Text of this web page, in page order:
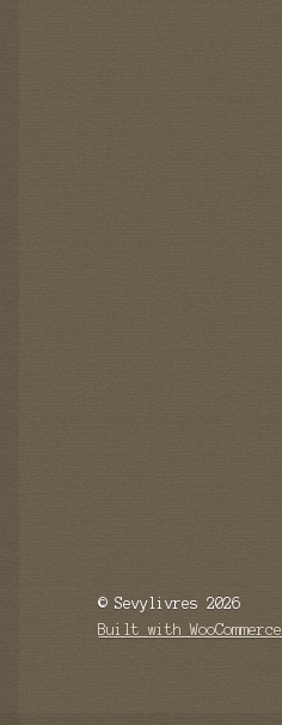
© Sevylivres 2026
Built with WooCommerce